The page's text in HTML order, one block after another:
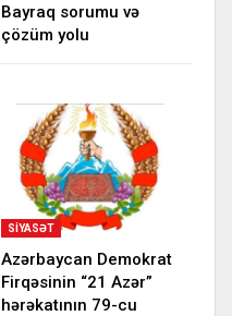
Bayraq sorumu və
çözüm yolu
SIYASƏT
Azərbaycan Demokrat
Firqəsinin “21 Azər”
hərəkatının 79-cu